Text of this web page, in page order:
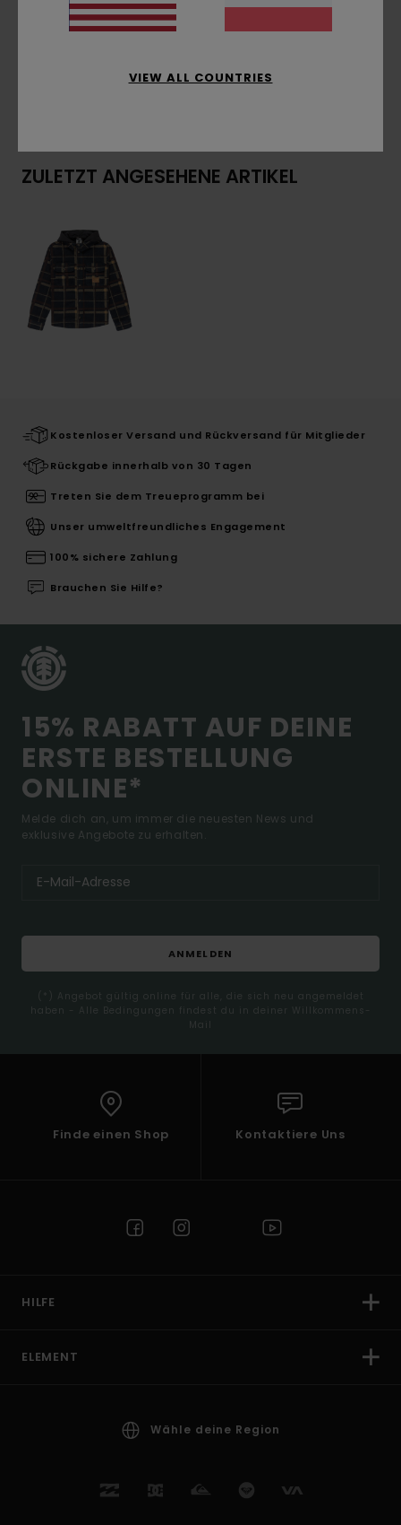
Zusammensetzung[Hauptstoff] 100 % recyceltes
Polyester
ZULETZT ANGESEHENE ARTIKEL
Kostenloser Versand und Rückversand für Mitglieder
Rückgabe innerhalb von 30 Tagen
Treten Sie dem Treueprogramm bei
Unser umweltfreundliches Engagement
100% sichere Zahlung
Brauchen Sie Hilfe?
15% RABATT AUF DEINE
ERSTE BESTELLUNG
ONLINE*
Melde dich an, um immer die neuesten News und
exklusive Angebote zu erhalten.
ANMELDEN
(*) Angebot gültig online für alle, die sich neu angemeldet
haben - Alle Bedingungen findest du in deiner Willkommens-
Mail
Finde einen Shop Kontaktiere Uns
HILFE
ELEMENT
Wähle deine Region
VIEW ALL COUNTRIES